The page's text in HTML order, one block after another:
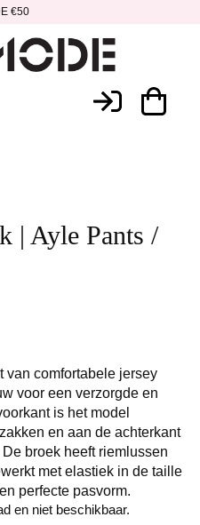
€50
| Ayle Pants /
van comfortabele jersey
voor een verzorgde en
is het model
en aan de achterkant
broek heeft riemlussen
met elastiek in de taille
perfecte pasvorm.
en niet beschikbaar.